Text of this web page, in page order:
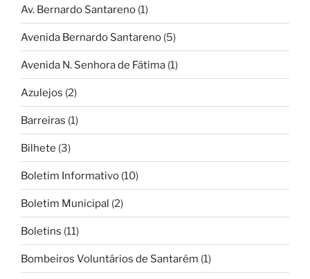
Av. Bernardo Santareno (1)
Avenida Bernardo Santareno (5)
Avenida N. Senhora de Fátima (1)
Azulejos (2)
Barreiras (1)
Bilhete (3)
Boletim Informativo (10)
Boletim Municipal (2)
Boletins (11)
Bombeiros Voluntários de Santarém (1)